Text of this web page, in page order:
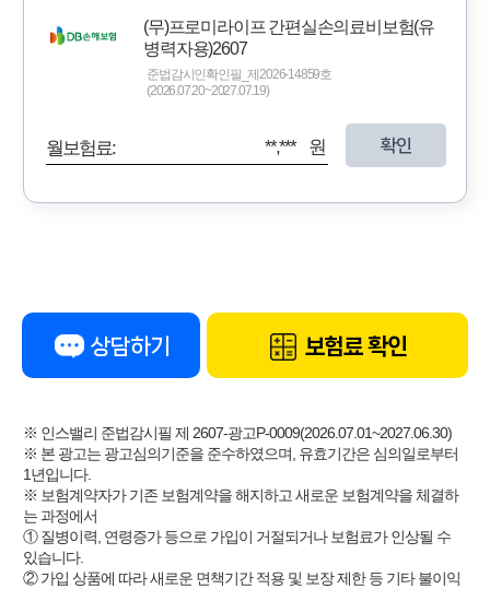
(무)프로미라이프 간편실손의료비보험(유
병력자용)2607
준법감시인확인필_제2026-14859호
(2026.07.20~2027.07.19)
월보험료: **,*** 원 확인
상담하기 보험료 확인
※ 인스밸리 준법감시필 제 2607-광고P-0009(2026.07.01~2027.06.30)
※ 본 광고는 광고심의기준을 준수하였으며, 유효기간은 심의일로부터
1년입니다.
※ 보험계약자가 기존 보험계약을 해지하고 새로운 보험계약을 체결하
는 과정에서
① 질병이력, 연령증가 등으로 가입이 거절되거나 보험료가 인상될 수
있습니다.
② 가입 상품에 따라 새로운 면책기간 적용 및 보장 제한 등 기타 불이익